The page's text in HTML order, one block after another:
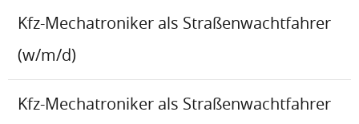
Kfz-Mechatroniker als Straßenwachtfahrer
(w/m/d)
Kfz-Mechatroniker als Straßenwachtfahrer